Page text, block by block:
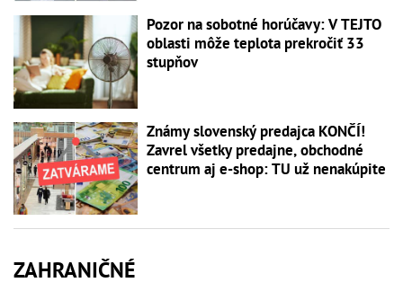
Pozor na sobotné horúčavy: V TEJTO
oblasti môže teplota prekročiť 33
stupňov
Známy slovenský predajca KONČÍ!
Zavrel všetky predajne, obchodné
centrum aj e-shop: TU už nenakúpite
ZAHRANIČNÉ